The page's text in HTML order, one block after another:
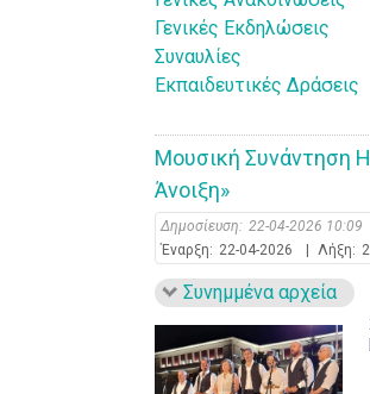
Γενικές Εκδηλώσεις
Συναυλίες
Εκπαιδευτικές Δράσεις
Μουσική Συνάντηση
Άνοιξη»
Δημοσίευση: 22-04-2026 10:09
Έναρξη: 22-04-2026 | Λήξη:
Συνημμένα αρχεία